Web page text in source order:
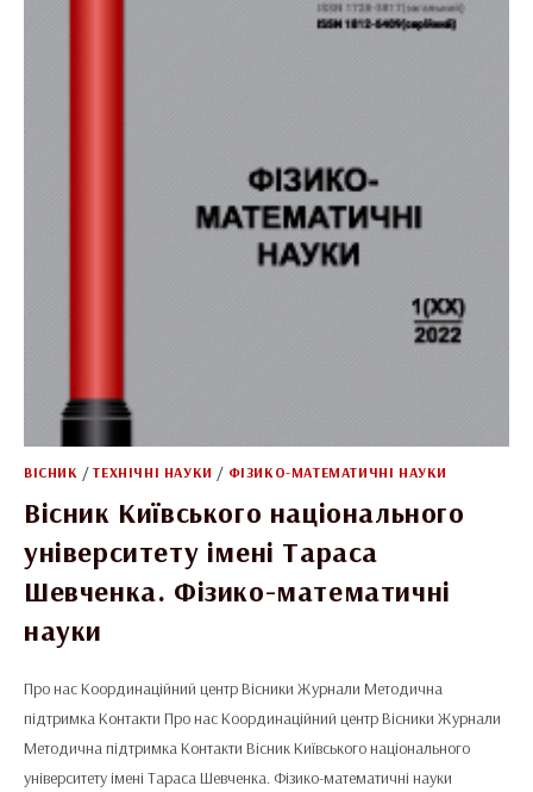
ВІСНИК /ТЕХНІЧНІ НАУКИ / ФІЗИКО-МАТЕМАТИЧНІ НАУКИ
Вісник Київського національного
університету імені Тараса
Шевченка. Фізико-математичні
науки
Про нас Координаційний центр Вісники Журнали Методична
підтримка Контакти Про нас Координаційний центр Вісники Журнали
Методична підтримка Контакти Вісник Київського національного
університету імені Тараса Шевченка. Фізико-математичні науки